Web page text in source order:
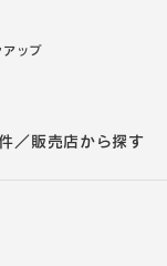
アップ
／販売店から探す